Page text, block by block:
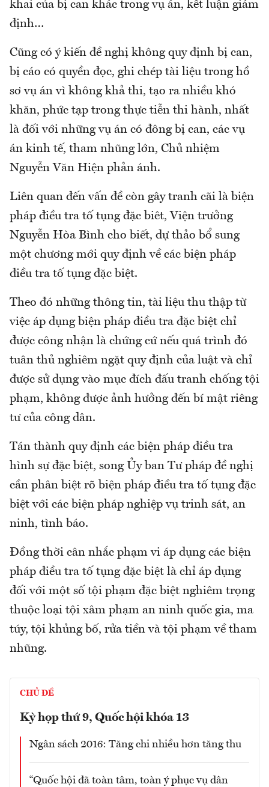
khai của bị can khác trong vụ án, kết luận giám
định…
Cũng có ý kiến đề nghị không quy định bị can,
bị cáo có quyền đọc, ghi chép tài liệu trong hồ
sơ vụ án vì không khả thi, tạo ra nhiều khó
khăn, phức tạp trong thực tiễn thi hành, nhất
là đối với những vụ án có đông bị can, các vụ
án kinh tế, tham nhũng lớn, Chủ nhiệm
Nguyễn Văn Hiện phản ánh.
Liên quan đến vấn đề còn gây tranh cãi là biện
pháp điều tra tố tụng đặc biêt, Viện trưởng
Nguyễn Hòa Bình cho biết, dự thảo bổ sung
một chương mới quy định về các biện pháp
điều tra tố tụng đặc biệt.
Theo đó những thông tin, tài liệu thu thập từ
việc áp dụng biện pháp điều tra đặc biệt chỉ
được công nhận là chứng cứ nếu quá trình đó
tuân thủ nghiêm ngặt quy định của luật và chỉ
được sử dụng vào mục đích đấu tranh chống tội
phạm, không được ảnh hưởng đến bí mật riêng
tư của công dân.
Tán thành quy định các biện pháp điều tra
hình sự đặc biệt, song Ủy ban Tư pháp đề nghị
cần phân biệt rõ biện pháp điều tra tố tụng đặc
biệt với các biện pháp nghiệp vụ trinh sát, an
ninh, tình báo.
Đồng thời cân nhắc phạm vi áp dụng các biện
pháp điều tra tố tụng đặc biệt là chỉ áp dụng
đối với một số tội phạm đặc biệt nghiêm trọng
thuộc loại tội xâm phạm an ninh quốc gia, ma
túy, tội khủng bố, rửa tiền và tội phạm về tham
nhũng.
CHỦ ĐỀ
Kỳ họp thứ 9, Quốc hội khóa 13
Ngân sách 2016: Tăng chi nhiều hơn tăng thu
“Quốc hội đã toàn tâm, toàn ý phục vụ dân